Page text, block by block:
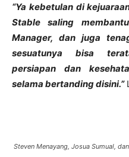
“Ya kebetulan di
Stable saling
Manager, dan juga
sesuatunya bisa
persiapan dan
selama bertanding disini.”
Steven Menayang, Josua Sumual,